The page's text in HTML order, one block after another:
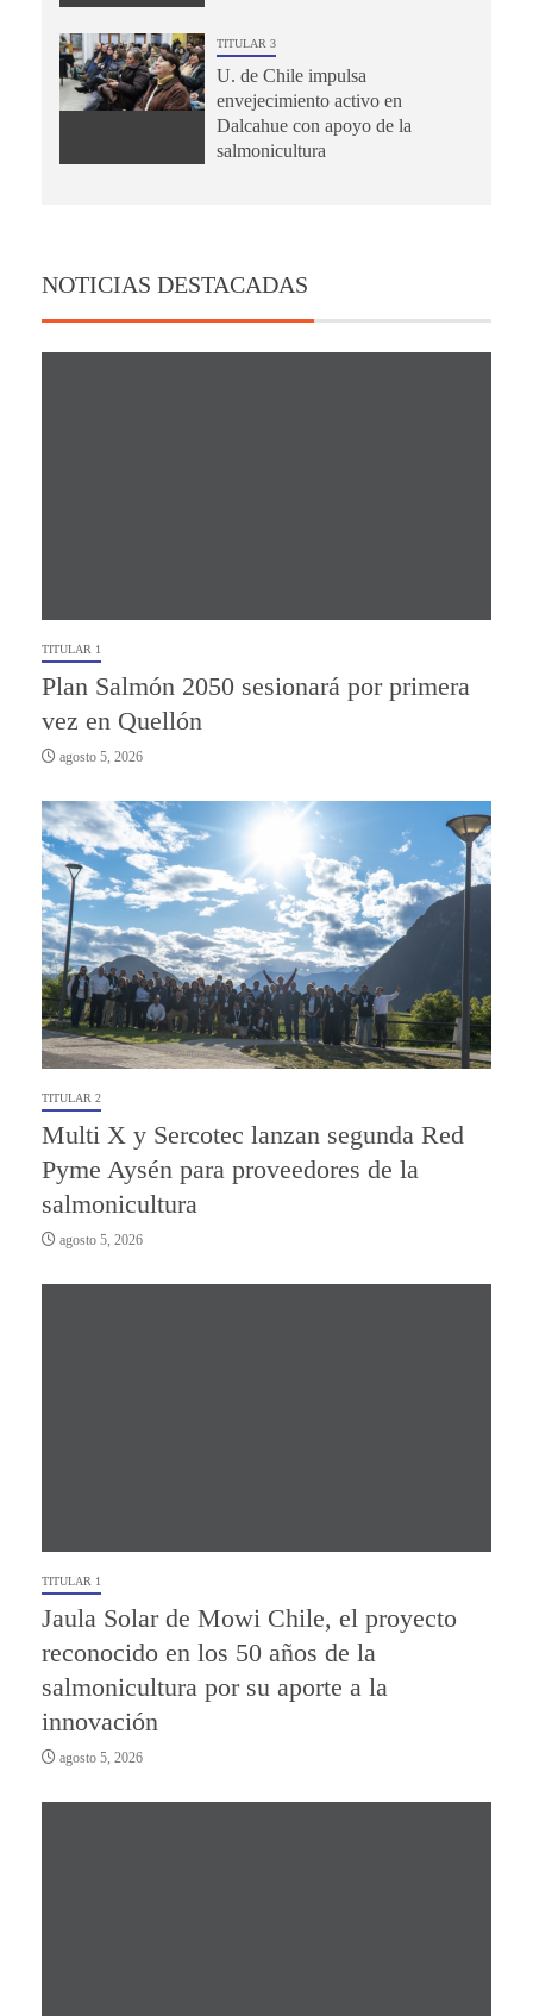
TITULAR 3
U. de Chile impulsa
envejecimiento activo en
Dalcahue con apoyo de la
salmonicultura
NOTICIAS DESTACADAS
TITULAR 1
Plan Salmón 2050 sesionará por primera
vez en Quellón
agosto 5, 2026
TITULAR 2
Multi X y Sercotec lanzan segunda Red
Pyme Aysén para proveedores de la
salmonicultura
agosto 5, 2026
TITULAR 1
Jaula Solar de Mowi Chile, el proyecto
reconocido en los 50 años de la
salmonicultura por su aporte a la
innovación
agosto 5, 2026